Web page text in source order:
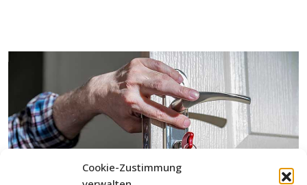
Cookie-Zustimmung